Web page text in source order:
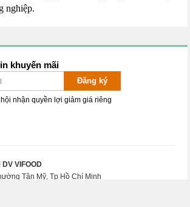
nghiệp.
khuyến mãi
Đăng ký
nhận quyền lợi giảm giá riêng
DV VIFOOD
Tân Mỹ, Tp Hồ Chí Minh